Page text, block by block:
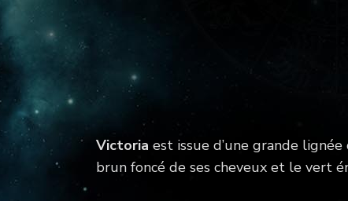
Victoria est issue d’une grande
brun foncé de ses cheveux et le vert